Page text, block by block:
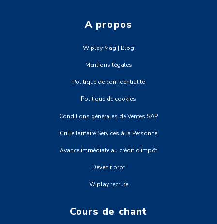
A propos
Wiplay Mag | Blog
Mentions légales
Politique de confidentialité
Politique de cookies
Conditions générales de Ventes SAP
Grille tarifaire Services à la Personne
Avance immédiate au crédit d'impôt
Devenir prof
Wiplay recrute
Cours de chant